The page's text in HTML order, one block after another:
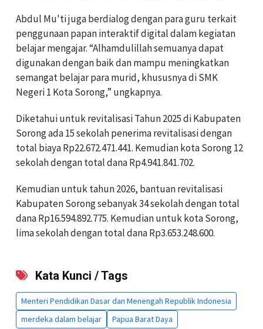
Abdul Mu'ti juga berdialog dengan para guru terkait
penggunaan papan interaktif digital dalam kegiatan
belajar mengajar. “Alhamdulillah semuanya dapat
digunakan dengan baik dan mampu meningkatkan
semangat belajar para murid, khususnya di SMK
Negeri 1 Kota Sorong,” ungkapnya.
Diketahui untuk revitalisasi Tahun 2025 di Kabupaten
Sorong ada 15 sekolah penerima revitalisasi dengan
total biaya Rp22.672.471.441. Kemudian kota Sorong 12
sekolah dengan total dana Rp4.941.841.702.
Kemudian untuk tahun 2026, bantuan revitalisasi
Kabupaten Sorong sebanyak 34 sekolah dengan total
dana Rp16.594.892.775. Kemudian untuk kota Sorong,
lima sekolah dengan total dana Rp3.653.248.600.
Kata Kunci / Tags
Menteri Pendidikan Dasar dan Menengah Republik Indonesia
merdeka dalam belajar
Papua Barat Daya